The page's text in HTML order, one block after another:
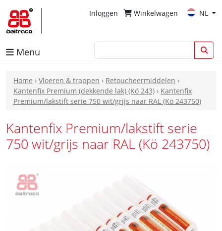
Inloggen Winkelwagen NL
Menu
Home › Vloeren & trappen › Retoucheermiddelen ›
Kantenfix Premium (dekkende lak) (Kö 243) › Kantenfix
Premium/lakstift serie 750 wit/grijs naar RAL (Kö 243750)
Kantenfix Premium/lakstift serie
750 wit/grijs naar RAL (Kö 243750)